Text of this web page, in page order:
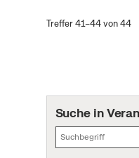
Treffer 41–44 von 44
Suche in